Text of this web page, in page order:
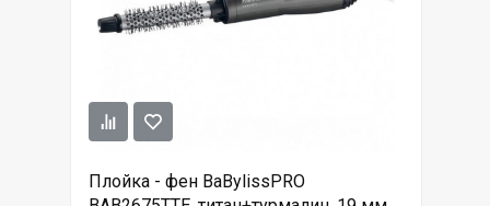
Плойка - фен BaBylissPRO